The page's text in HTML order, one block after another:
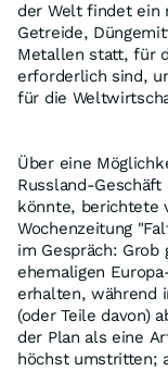
der Welt findet ein
Getreide,
Metallen statt, für
erforderlich sind,
für die
Über eine
Russland-
könnte, berichtete
Wochenzeitung
im Gespräch: Grob
ehemaligen
erhalten, während
(oder Teile davon)
der Plan als eine
höchst umstritten;